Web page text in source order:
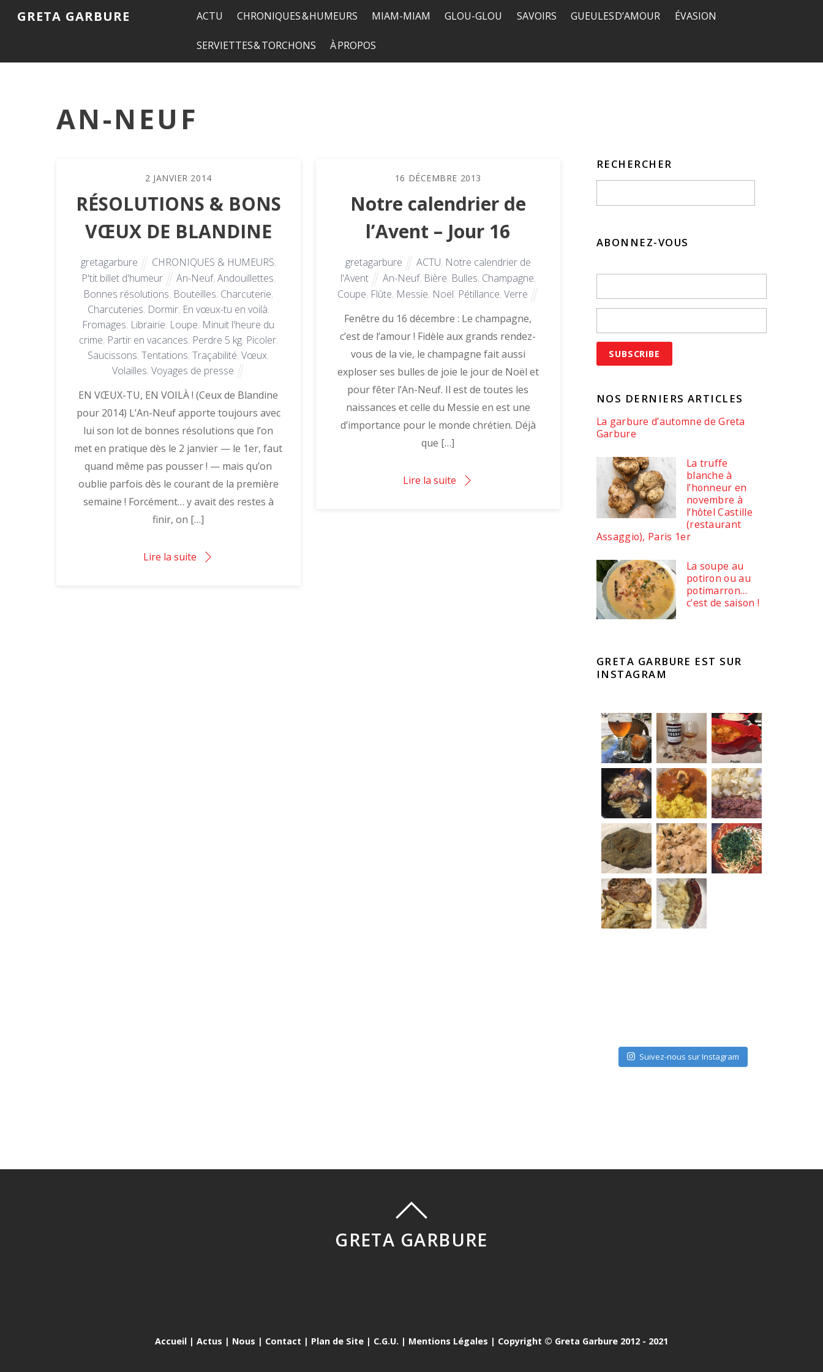
GRETA GARBURE ACTU CHRONIQUES & HUMEURS MIAM-MIAM GLOU-GLOU SAVOIRS GUEULES D’AMOUR ÉVASION
SERVIETTES & TORCHONS À PROPOS
AN-NEUF
2 JANVIER 2014
RÉSOLUTIONS & BONS
VŒUX DE BLANDINE
gretagarbure CHRONIQUES & HUMEURS,
P'tit billet d'humeur
An-Neuf,Andouillettes,
Bonnes résolutions, Bouteilles, Charcuterie,
Charcuteries, Dormir, En vœux-tu en voilà,
Fromages, Librairie, Loupe, Minuit l'heure du
crime, Partir en vacances, Perdre 5 kg, Picoler,
Saucissons,Tentations,Traçabilité,Vœux,
Volailles, Voyages de presse
EN VŒUX-TU, EN VOILÀ ! (Ceux de Blandine
pour 2014) L’An-Neuf apporte toujours avec
lui son lot de bonnes résolutions que l’on
met en pratique dès le 2 janvier — le 1er, faut
quand même pas pousser ! — mais qu’on
oublie parfois dès le courant de la première
semaine ! Forcément… y avait des restes à
finir, on […]
Lire la suite
16 DÉCEMBRE 2013
Notre calendrier de
l’Avent – Jour 16
gretagarbure ACTU, Notre calendrier de
l'Avent
An-Neuf, Bière, Bulles, Champagne,
Coupe, Flûte, Messie, Noël, Pétillance, Verre
Fenêtre du 16 décembre : Le champagne,
c’est de l’amour ! Fidèle aux grands rendez-
vous de la vie, le champagne fait aussi
exploser ses bulles de joie le jour de Noël et
pour fêter l’An-Neuf. Il est de toutes les
naissances et celle du Messie en est une
d’importance pour le monde chrétien. Déjà
que […]
Lire la suite
RECHERCHER
ABONNEZ-VOUS
NOS DERNIERS ARTICLES
La garbure d’automne de Greta
Garbure
La truffe
blanche à
l’honneur en
novembre à
l’hôtel Castille
(restaurant
Assaggio), Paris 1er
La soupe au
potiron ou au
potimarron…
c’est de saison !
GRETA GARBURE EST SUR
INSTAGRAM
Suivez-nous sur Instagram
GRETA GARBURE
Accueil | Actus | Nous | Contact | Plan de Site | C.G.U. | Mentions Légales | Copyright © Greta Garbure 2012 - 2021